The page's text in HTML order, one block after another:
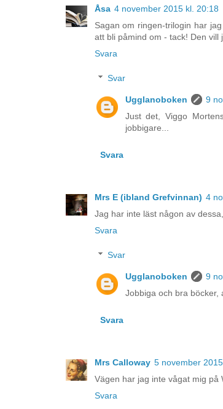
Åsa 4 november 2015 kl. 20:18
Sagan om ringen-trilogin har
att bli påmind om - tack! Den vill
Svara
Svar
Ugglanoboken
9
Just det, Viggo
jobbigare...
Svara
Mrs E (ibland Grefvinnan) 4
Jag har inte läst någon av
Svara
Svar
Ugglanoboken
9
Jobbiga och bra böcker,
Svara
Mrs Calloway 5 november
Vägen har jag inte vågat mig på
Svara